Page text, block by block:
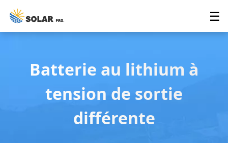
☰
Batterie au lithium à
tension de sortie
différente